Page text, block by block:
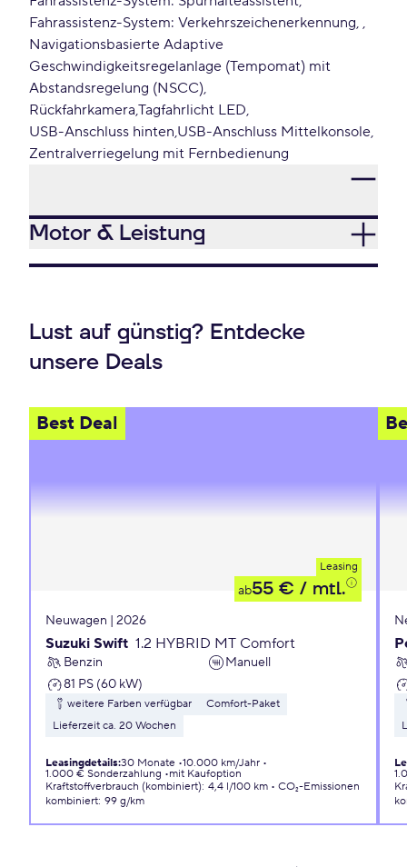
Fahrassistenz-System: Verkehrszeichenerkennung,
Navigationsbasierte Adaptive
Geschwindigkeitsregelanlage (Tempomat) mit
Abstandsregelung (NSCC)
Rückfahrkamera Tagfahrlicht LED
USB-Anschluss hinten USB-Anschluss Mittelkonsole
Zentralverriegelung mit Fernbedienung
Motor & Leistung
Lust auf günstig? Entdecke
unsere Deals
Best Deal
Leasing
ab55 € / mtl.
Neuwagen | 2026
Suzuki Swift 1.2 HYBRID MT Comfort
Benzin
Manuell
81 PS (60 kW)
weitere Farben verfügbar
Comfort-Paket
Lieferzeit ca. 20 Wochen
Leasingdetails:30 Monate 10.000 km/Jahr
1.000 € Sonderzahlung
mit Kaufoption
Kraftstoffverbrauch (kombiniert): 4,4 l/100 km
CO₂-Emissionen
kombiniert: 99 g/km